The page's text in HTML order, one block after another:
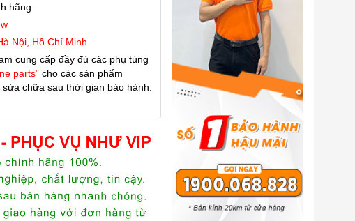
hãng.
Nội, Hồ Chí Minh
cung cấp đầy đủ các phụ tùng
parts” cho các sản phẩm
chữa sau thời gian bảo hành.